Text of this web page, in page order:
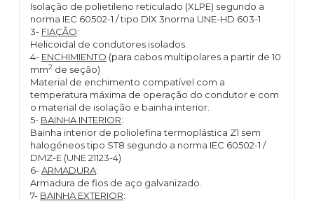
Isolação de polietileno reticulado (XLPE) segundo a
norma IEC 60502-1 / tipo DIX 3norma UNE-HD 603-1
3- FIAÇÃO:
Helicoidal de condutores isolados.
4- ENCHIMIENTO (para cabos multipolares a partir de 10
mm2 de seção)
Material de enchimento compatível com a
temperatura máxima de operação do condutor e com
o material de isolação e bainha interior.
5- BAINHA INTERIOR:
Bainha interior de poliolefina termoplástica Z1 sem
halogéneos tipo ST8 segundo a norma IEC 60502-1 /
DMZ-E (UNE 21123-4)
6-ARMADURA:
Armadura de fios de aço galvanizado.
7- BAINHA EXTERIOR: